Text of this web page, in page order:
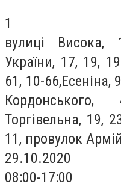
1
вулиці Висока,
України, 17, 19,
61, 10-66,Есеніна,
Торгівельна, 19,
11, провулок
29.10.2020
08:00-17:00